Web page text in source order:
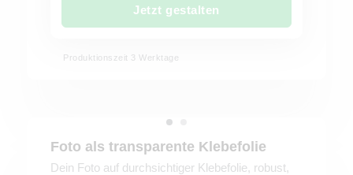
Jetzt gestalten
Produktionszeit 3 Werktage
Foto als transparente Klebefolie
Dein Foto auf durchsichtiger Klebefolie, robust,